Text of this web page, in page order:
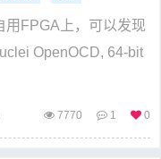
用FPGA上，可以发现
OpenOCD, 64-bit
7770 1 0